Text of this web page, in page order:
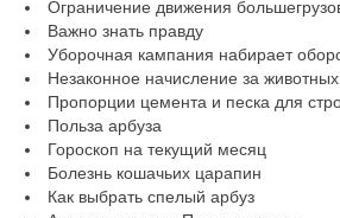
Ограничение движения
Важно знать правду
Уборочная кампания набирает
Незаконное начисление за животных
Пропорции цемента и песка для
Польза арбуза
Гороскоп на текущий месяц
Болезнь кошачьих царапин
Как выбрать спелый арбуз